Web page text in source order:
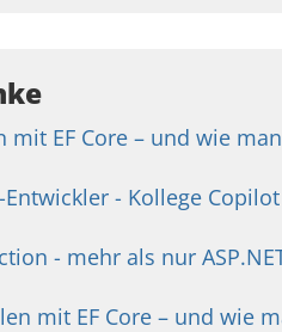
mit EF Core – und wie
- Kollege Copilot
- mehr als nur
mit EF Core – und wie